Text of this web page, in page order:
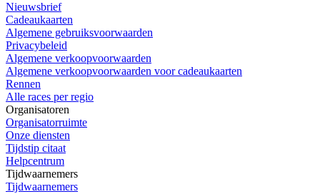
Nieuwsbrief
Cadeaukaarten
Algemene gebruiksvoorwaarden
Privacybeleid
Algemene verkoopvoorwaarden
Algemene verkoopvoorwaarden voor cadeaukaarten
Rennen
Alle races per regio
Organisatoren
Organisatorruimte
Onze diensten
Tijdstip citaat
Helpcentrum
Tijdwaarnemers
Tijdwaarnemers